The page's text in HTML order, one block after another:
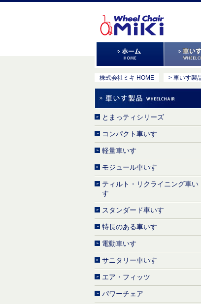
株式会社ミキ HOME > 車いす製
とまっティシリーズ
コンパクト車いす
軽量車いす
モジュール車いす
ティルト・リクライニング車い
す
スタンダード車いす
特長のある車いす
電動車いす
サニタリー車いす
エア・フィッツ
パワーチェア